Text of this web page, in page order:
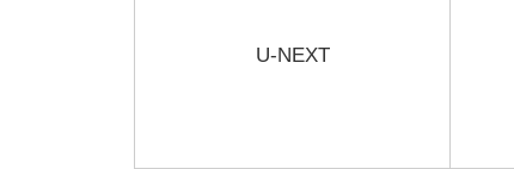
U-NEXT